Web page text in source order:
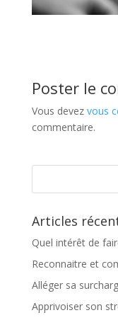
Poster le
Vous devez vous
commentaire.
Articles
Quel intérêt de
Reconnaitre et
Alléger sa
Apprivoiser son